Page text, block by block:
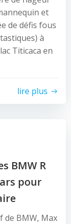
et
de défis fous
à
Titicaca en
lire plus
BMW R
pour
de BMW, Max